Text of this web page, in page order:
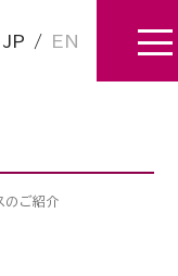
JP / EN
のご紹介